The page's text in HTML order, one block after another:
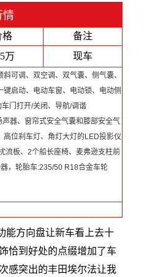
情
格
备注
万 现车
可调、双空调、双气囊、侧气囊、
启动、电动车窗、电动锁、电动侧
门打开/关闭、导航/调谐
器、窗帘式安全气囊和膝部安全气
位刹车灯、角灯大灯的LED投影仪
流板、2个船长座椅、麦弗逊支柱前
，轮胎车:235/50 R18合金车轮
能方向盘让新车看上去十
恰到好处的点缀增加了车
感突出的丰田埃尔法让我